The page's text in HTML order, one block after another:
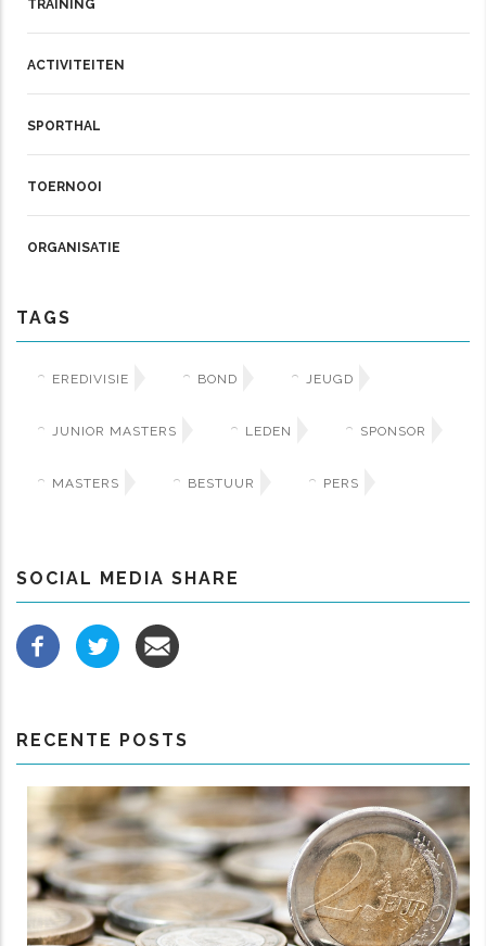
TRAINING
ACTIVITEITEN
SPORTHAL
TOERNOOI
ORGANISATIE
TAGS
EREDIVISIE BOND JEUGD
JUNIOR MASTERS LEDEN SPONSOR
MASTERS BESTUUR PERS
SOCIAL MEDIA SHARE
RECENTE POSTS